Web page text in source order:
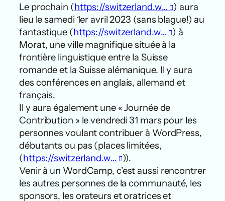
Le prochain (https://switzerland.w… ) aura
lieu le samedi 1er avril 2023 (sans blague!) au
fantastique (https://switzerland.w… ) à
Morat, une ville magnifique située à la
frontière linguistique entre la Suisse
romande et la Suisse alémanique. Il y aura
des conférences en anglais, allemand et
français.
Il y aura également une « Journée de
Contribution » le vendredi 31 mars pour les
personnes voulant contribuer à WordPress,
débutants ou pas (places limitées,
(https://switzerland.w…
)).
Venir à un WordCamp, c’est aussi rencontrer
les autres personnes de la communauté, les
sponsors, les orateurs et oratrices et